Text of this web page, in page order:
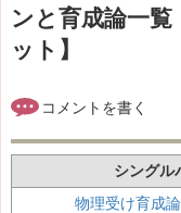
ンと育成論一
ット】
シングル
物理受け育成論